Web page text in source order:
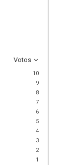
Votos
10
9
8
7
6
5
4
3
2
1